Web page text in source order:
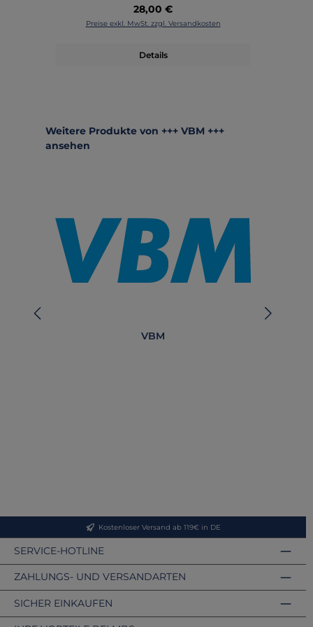
Regulärer Preis:
28,00 €
Preise exkl. MwSt. zzgl. Versandkosten
Details
Produktgalerie überspringen
Weitere Produkte von +++ VBM +++
ansehen
VBM
Kostenloser Versand ab 119€ in DE
SERVICE-HOTLINE
ZAHLUNGS- UND VERSANDARTEN
SICHER EINKAUFEN